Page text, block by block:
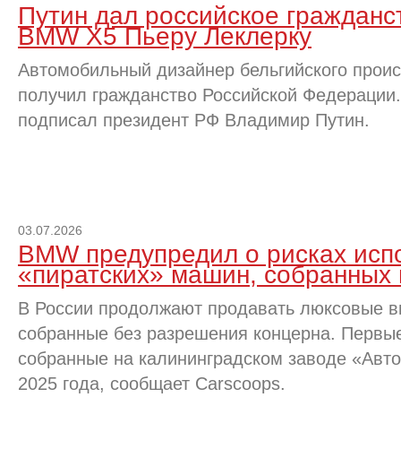
Путин дал российское
BMW X5 Пьеру Леклерку
Автомобильный дизайнер бельгийского
получил гражданство Российской
подписал президент РФ Владимир Путин.
03.07.2026
BMW предупредил о рисках
«пиратских» машин, собранных
В России продолжают продавать люксовые
собранные без разрешения концерна.
собранные на калининградском заводе
2025 года, сообщает Carscoops.